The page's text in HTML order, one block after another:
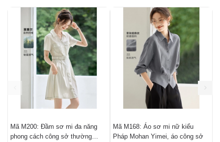
Mã M200: Đầm sơ mi đa năng
phong cách công sở thường
Mã M168: Áo sơ mi nữ kiểu
Pháp Mohan Yimei, áo công sở